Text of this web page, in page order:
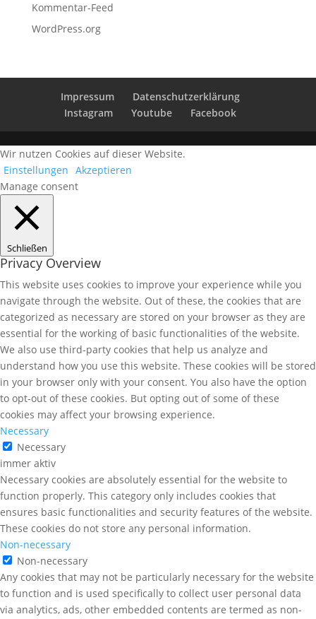
Kommentar-Feed
WordPress.org
Impressum
Datenschutzerklärung
Instagram
Youtube Facebook
Wir nutzen Cookies auf dieser Website.
Einstellungen Akzeptieren
Manage consent
Schließen
Privacy Overview
This website uses cookies to improve your experience while you
navigate through the website. Out of these, the cookies that are
categorized as necessary are stored on your browser as they are
essential for the working of basic functionalities of the website.
We also use third-party cookies that help us analyze and
understand how you use this website. These cookies will be stored
in your browser only with your consent. You also have the option
to opt-out of these cookies. But opting out of some of these
cookies may affect your browsing experience.
Necessary
Necessary
immer aktiv
Necessary cookies are absolutely essential for the website to
function properly. This category only includes cookies that
ensures basic functionalities and security features of the website.
These cookies do not store any personal information.
Non-necessary
Non-necessary
Any cookies that may not be particularly necessary for the website
to function and is used specifically to collect user personal data
via analytics, ads, other embedded contents are termed as non-